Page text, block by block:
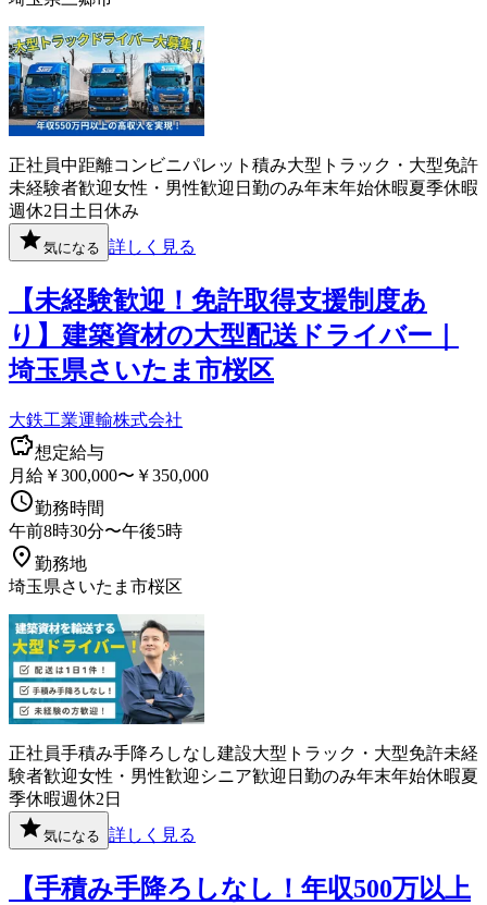
正社員中距離コンビニパレット積み大型トラック・大型免許
未経験者歓迎女性・男性歓迎 日勤のみ年末年始休暇夏季休暇
週休2日 土日休み
気になる 詳しく見る
【未経験歓迎！免許取得支援制度あ
り】建築資材の大型配送ドライバー｜
埼玉県さいたま市桜区
大鉄工業運輸株式会社
想定給与
月給￥300,000〜￥350,000
勤務時間
午前8時30分〜午後5時
勤務地
埼玉県さいたま市桜区
正社員手積み手降ろしなし建設大型トラック・大型免許未経
験者歓迎女性・男性歓迎 シニア歓迎 日勤のみ年末年始休暇夏
季休暇週休2日
気になる 詳しく見る
【手積み手降ろしなし！年収500万以上